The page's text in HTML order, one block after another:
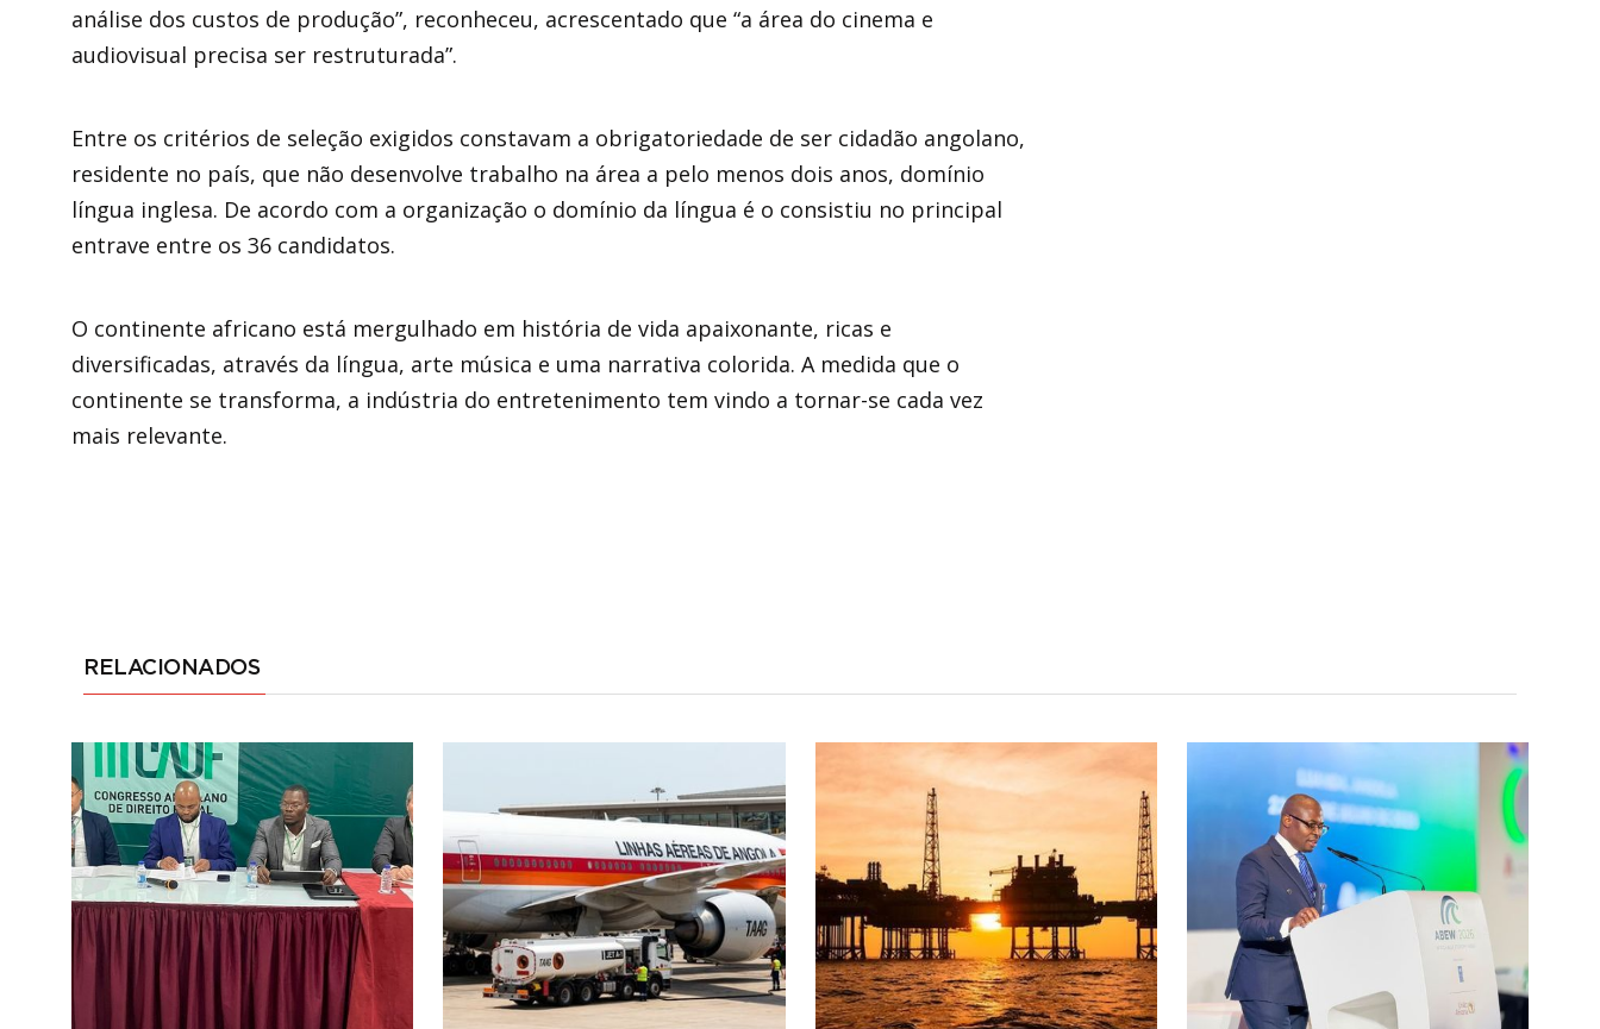
análise dos custos de produção”, reconheceu, acrescentado que “a área do cinema e
audiovisual precisa ser restruturada”.
Entre os critérios de seleção exigidos constavam a obrigatoriedade de ser cidadão angolano,
residente no país, que não desenvolve trabalho na área a pelo menos dois anos, domínio
língua inglesa. De acordo com a organização o domínio da língua é o consistiu no principal
entrave entre os 36 candidatos.
O continente africano está mergulhado em história de vida apaixonante, ricas e
diversificadas, através da língua, arte música e uma narrativa colorida. A medida que o
continente se transforma, a indústria do entretenimento tem vindo a tornar-se cada vez
mais relevante.
RELACIONADOS